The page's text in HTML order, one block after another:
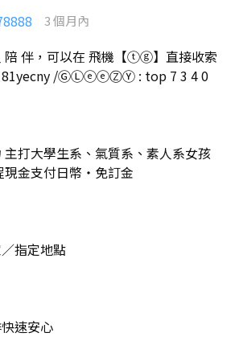
3 個月內
陪 伴，可以在 飛機【ⓣⓖ】直接收索
/ⒼⓁⓔⓔⓏⓎ : top 7 3 4 0
打大學生系、氣質系、素人系女孩
金支付日幣・免訂金
指定地點
速安心